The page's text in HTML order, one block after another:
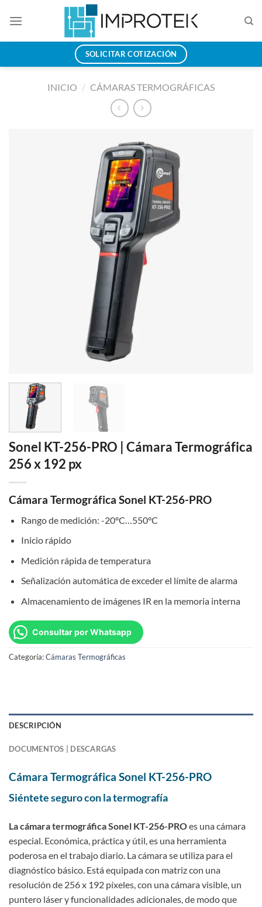
SOLICITAR COTIZACIÓN
INICIO / CÁMARAS TERMOGRÁFICAS
Sonel KT-256-PRO | Cámara Termográfica
256 x 192 px
Cámara Termográfica Sonel KT-256-PRO
Rango de medición: -20°C…550°C
Inicio rápido
Medición rápida de temperatura
Señalización automática de exceder el límite de alarma
Almacenamiento de imágenes IR en la memoria interna
Consultar por Whatsapp
Categoría:Cámaras Termográficas
DESCRIPCIÓN
DOCUMENTOS | DESCARGAS
Cámara Termográfica Sonel KT-256-PRO
Siéntete seguro con la termografía
La cámara termográfica Sonel KT-256-PROes una cámara
especial. Económica, práctica y útil, es una herramienta
poderosa en el trabajo diario. La cámara se utiliza para el
diagnóstico básico. Está equipada con matriz con una
resolución de 256 x 192 píxeles, con una cámara visible, un
puntero láser y funcionalidades adicionales, de modo que